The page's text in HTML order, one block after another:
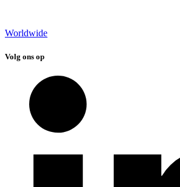
Worldwide
Volg ons op